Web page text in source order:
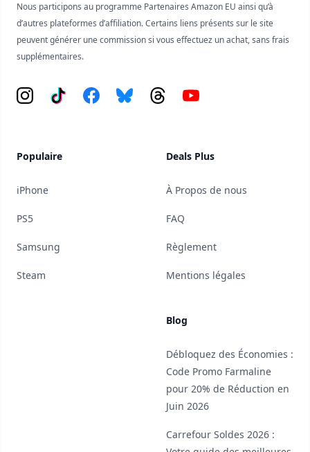
Nous participons au programme Partenaires Amazon EU ainsi qu’à
d’autres plateformes d’affiliation. Certains liens présents sur le site
peuvent générer une commission si vous effectuez un achat, sans frais
supplémentaires.
Instagram
Tiktok FacebookBlueskyThreadsYouTube
Populaire
iPhone
PS5
Samsung
Steam
Deals Plus
À Propos de nous
FAQ
Règlement
Mentions légales
Blog
Débloquez des Économies :
Code Promo Farmaline
pour 20% de Réduction en
Juin 2026
Carrefour Soldes 2026 :